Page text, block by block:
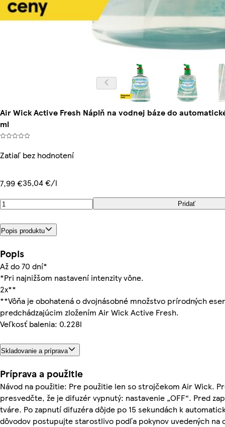
Air Wick Active Fresh Náplň na vodnej báze do
ml
Zatiaľ bez hodnotení
7,99 €35,04 €/l
Pridať
Popis produktu
Popis
Až do 70 dní*
*Pri najnižšom nastavení intenzity vône.
2x**
**Vôňa je obohatená o dvojnásobné množstvo prírodných
predchádzajúcim zložením Air Wick Active Fresh.
Veľkosť balenia: 0.228l
Skladovanie a príprava
Príprava a použitie
Návod na použitie: Pre použitie len so strojčekom Air Wick.
presvedčte, že je difuzér vypnutý: nastavenie „OFF“. Pred
tváre. Po zapnutí difuzéra dôjde po 15 sekundách k
dôvodov postupujte starostlivo podľa pokynov uvedených na